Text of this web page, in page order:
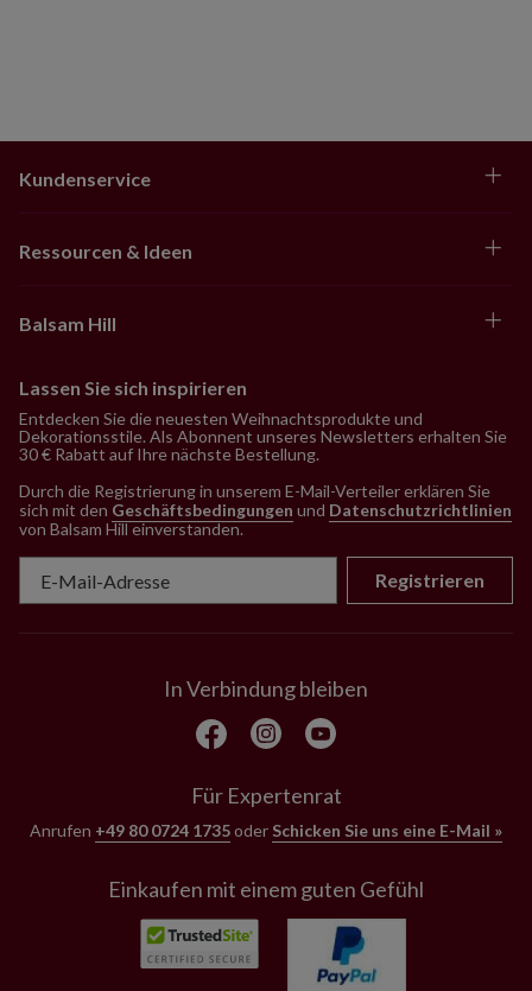
Kundenservice
Ressourcen & Ideen
Balsam Hill
Lassen Sie sich inspirieren
Entdecken Sie die neuesten Weihnachtsprodukte und
Dekorationsstile. Als Abonnent unseres Newsletters erhalten Sie
30 € Rabatt auf Ihre nächste Bestellung.
Durch die Registrierung in unserem E-Mail-Verteiler erklären Sie
sich mit den Geschäftsbedingungen und Datenschutzrichtlinien
von Balsam Hill einverstanden.
Registrieren
In Verbindung bleiben
Für Expertenrat
Anrufen +49 80 0724 1735oder Schicken Sie uns eine E-Mail »
Einkaufen mit einem guten Gefühl